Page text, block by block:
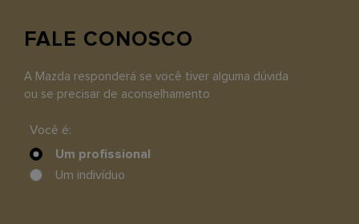
FALE CONOSCO
A Mazda responderá se você tiver alguma dúvida
ou se precisar de aconselhamento
Você é:
Um profissional
Um indivíduo